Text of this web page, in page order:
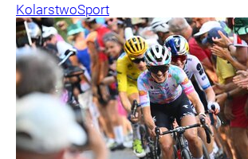
KolarstwoSport